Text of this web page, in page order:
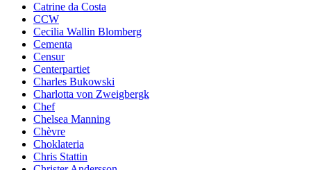
Catrine da Costa
CCW
Cecilia Wallin Blomberg
Cementa
Censur
Centerpartiet
Charles Bukowski
Charlotta von Zweigbergk
Chef
Chelsea Manning
Chèvre
Choklateria
Chris Stattin